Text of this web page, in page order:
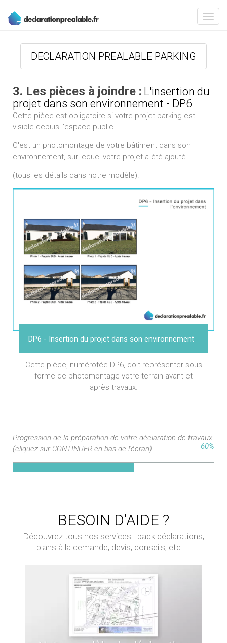
DECLARATION PREALABLE PARKING
3. Les pièces à joindre : L'insertion du
projet dans son environnement - DP6
Cette pièce est obligatoire si votre projet parking est
visible depuis l'espace public.
C'est un photomontage de votre bâtiment dans son
environnement, sur lequel votre projet a été ajouté.
(tous les détails dans notre modèle).
DP6 - Insertion du projet dans son environnement
Cette pièce, numérotée DP6, doit représenter sous
forme de photomontage votre terrain avant et
après travaux.
Progression de la préparation de votre déclaration de travaux
(cliquez sur CONTINUER en bas de l'écran)
60%
BESOIN D'AIDE ?
Découvrez tous nos services : pack déclarations,
plans à la demande, devis, conseils, etc. ...